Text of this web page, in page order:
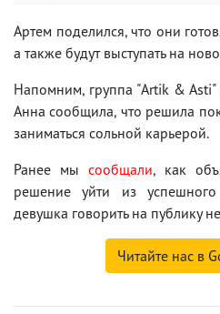
Артем поделился, что они
а также будут выступать на
Напомним, группа "Artik &
Анна сообщила, что решила
заниматься сольной карьерой.
Ранее мы сообщали, как
решение уйти из
девушка говорить на публику
Читайте нас в